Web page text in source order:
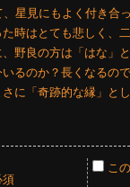
、星見にもよく付き合
時はとても悲しく、
野良の方は「はな」
るのか？長くなるの
に「奇跡的な縁」と
こ